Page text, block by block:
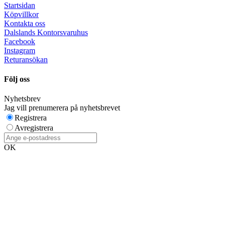
Startsidan
Köpvillkor
Kontakta oss
Dalslands Kontorsvaruhus
Facebook
Instagram
Returansökan
Följ oss
Nyhetsbrev
Jag vill prenumerera på nyhetsbrevet
Registrera
Avregistrera
OK